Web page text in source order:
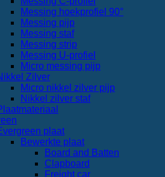
Messing hoekprofiel 90°
Messing pijp
Messing staf
Messing strip
Messing U-profiel
Micro messing pijp
Zilver
Micro nikkel zilver pijp
Nikkel zilver staf
plaat
Bewerkte plaat
Board and Batten
Clapboard
Freight car